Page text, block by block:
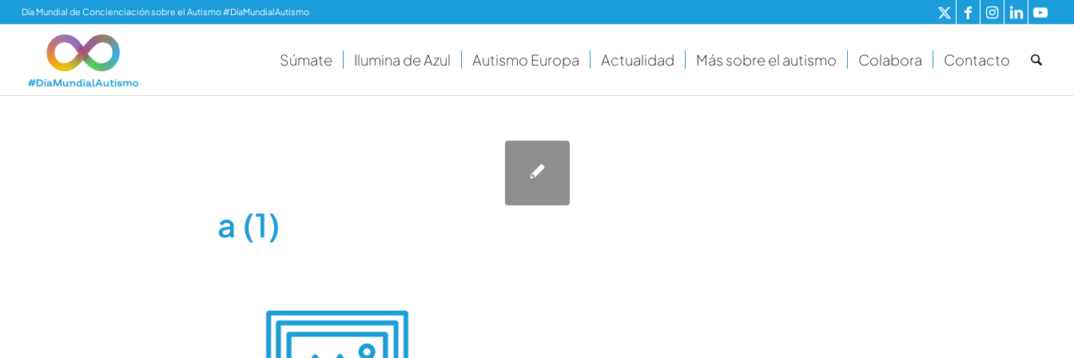
Día Mundial de Concienciación sobre el Autismo #DíaMundialAutismo
Súmate Ilumina de Azul Autismo Europa Actualidad Más sobre el autismo Colabora Contacto
a (1)